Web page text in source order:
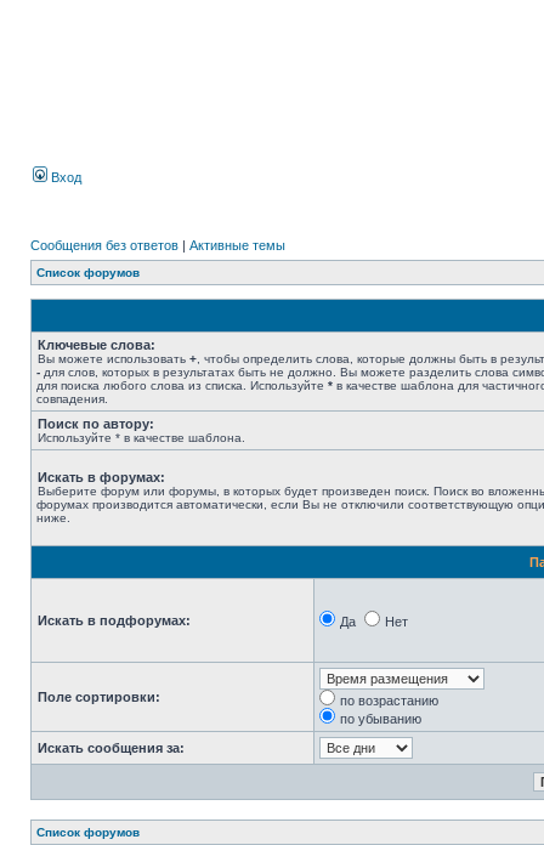
Вход
Сообщения без ответов | Активные темы
Список форумов
Ключевые слова:
Вы можете использовать + , чтобы определить слова, которые должны быть в
- для слов, которых в результатах быть не должно. Вы можете разделить слова
для поиска любого слова из списка. Используйте * в качестве шаблона для
совпадения.
Поиск по автору:
Используйте * в качестве шаблона.
Искать в форумах:
Выберите форум или форумы, в которых будет произведен поиск. Поиск во
форумах производится автоматически, если Вы не отключили соответствующую
ниже.
Искать в подфорумах: Да Нет
Поле сортировки:
по возрастанию
по убыванию
Искать сообщения за:
Список форумов